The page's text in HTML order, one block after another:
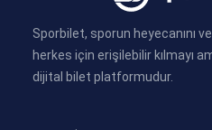
Sporbilet, sporun heyecanını
herkes için erişilebilir kılmayı
dijital bilet platformudur.